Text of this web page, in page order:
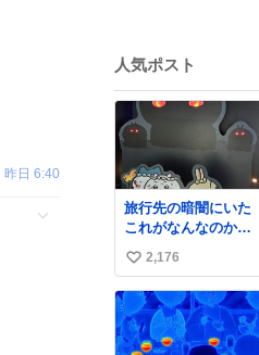
昨日 6:40
人気ポスト
旅行先の暗闇にいた
これがなんなのかわ
からなくて怖すぎた
子どもたちも怖がり
まくってた👻 ちいか
わってこういう感じ
のお話なんです
か…？
い
い
ね
数
2,176